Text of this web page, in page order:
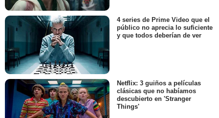
4 series de Prime Video que el
público no aprecia lo suficiente
y que todos deberían de ver
Netflix: 3 guiños a películas
clásicas que no habíamos
descubierto en 'Stranger
Things'